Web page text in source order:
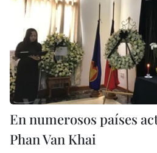
En numerosos países
Phan Van Khai